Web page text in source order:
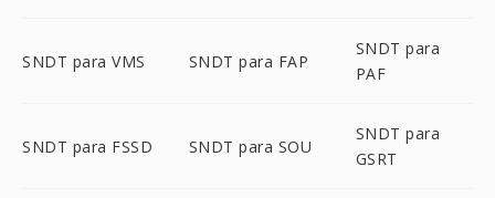
SNDT para VMS SNDT para FAP
SNDT para
PAF
SNDT para FSSD SNDT para SOU
SNDT para
GSRT